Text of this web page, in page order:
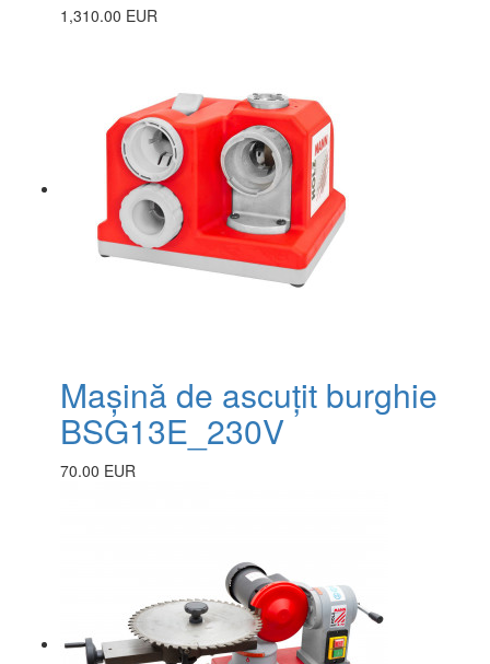
1,310.00 EUR
Mașină de ascuțit burghie
BSG13E_230V
70.00 EUR